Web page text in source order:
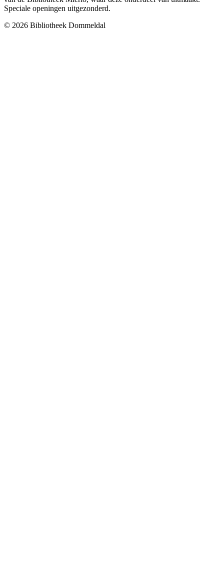
Speciale openingen uitgezonderd.
© 2026 Bibliotheek Dommeldal